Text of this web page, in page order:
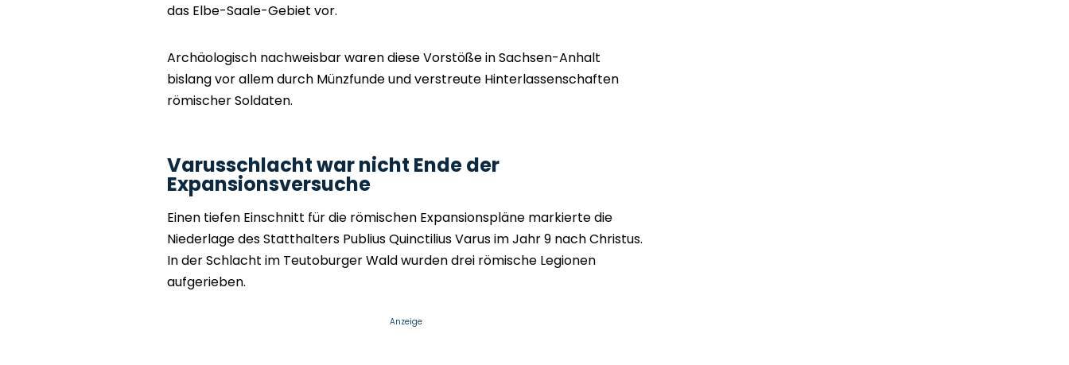
das Elbe-Saale-Gebiet vor.
Archäologisch nachweisbar waren diese Vorstöße in Sachsen-Anhalt
bislang vor allem durch Münzfunde und verstreute Hinterlassenschaften
römischer Soldaten.
Varusschlacht war nicht Ende der
Expansionsversuche
Einen tiefen Einschnitt für die römischen Expansionspläne markierte die
Niederlage des Statthalters Publius Quinctilius Varus im Jahr 9 nach Christus.
In der Schlacht im Teutoburger Wald wurden drei römische Legionen
aufgerieben.
Anzeige